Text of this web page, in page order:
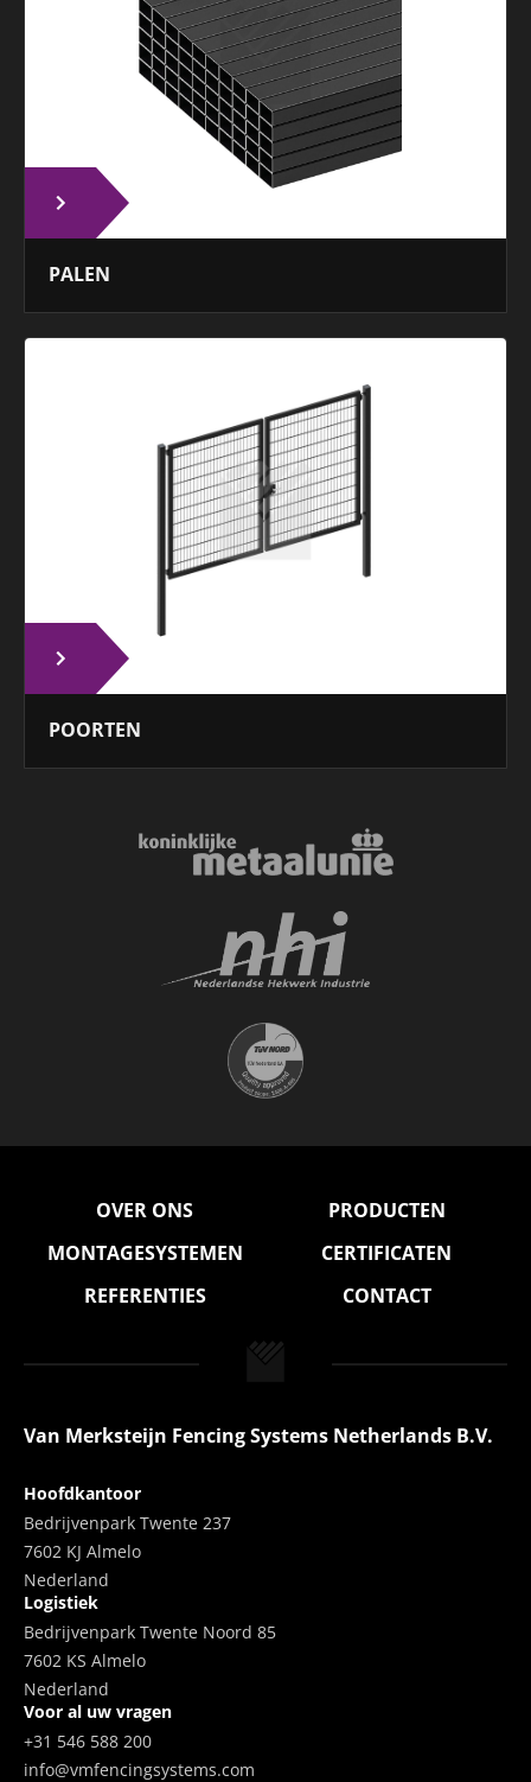
PALEN
POORTEN
OVER ONS
PRODUCTEN
MONTAGESYSTEMEN
CERTIFICATEN
REFERENTIES
CONTACT
Van Merksteijn Fencing Systems Netherlands B.V.
Hoofdkantoor
Bedrijvenpark Twente 237
7602 KJ Almelo
Nederland
Logistiek
Bedrijvenpark Twente Noord 85
7602 KS Almelo
Nederland
Voor al uw vragen
+31 546 588 200
info@vmfencingsystems.com